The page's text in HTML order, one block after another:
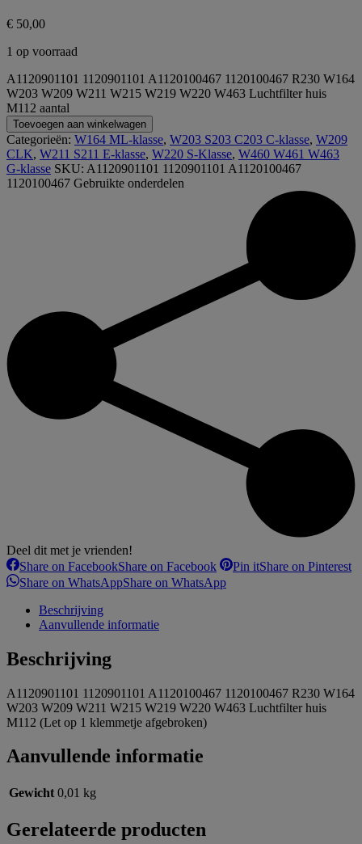
€ 50,00
1 op voorraad
A1120901101 1120901101 A1120100467 1120100467 R230 W164
W203 W209 W211 W215 W219 W220 W463 Luchtfilter huis
M112 aantal
Toevoegen aan winkelwagen
Categorieën: W164 ML-klasse, W203 S203 C203 C-klasse, W209
CLK, W211 S211 E-klasse, W220 S-Klasse, W460 W461 W463
G-klasse SKU: A1120901101 1120901101 A1120100467
1120100467 Gebruikte onderdelen
Deel dit met je vrienden!
Share on FacebookShare on Facebook Pin itShare on Pinterest
Share on WhatsAppShare on WhatsApp
Beschrijving
Aanvullende informatie
Beschrijving
A1120901101 1120901101 A1120100467 1120100467 R230 W164
W203 W209 W211 W215 W219 W220 W463 Luchtfilter huis
M112 (Let op 1 klemmetje afgebroken)
Aanvullende informatie
Gewicht 0,01 kg
Gerelateerde producten